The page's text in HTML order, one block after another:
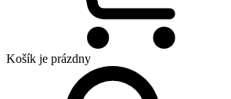
Košík je prázdny